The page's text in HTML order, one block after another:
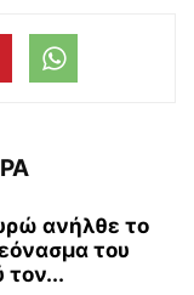
ανήλθε το
του
τον...